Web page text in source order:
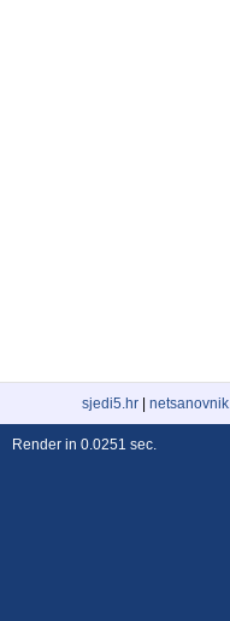
sjedi5.hr
Render in 0.0251 sec.